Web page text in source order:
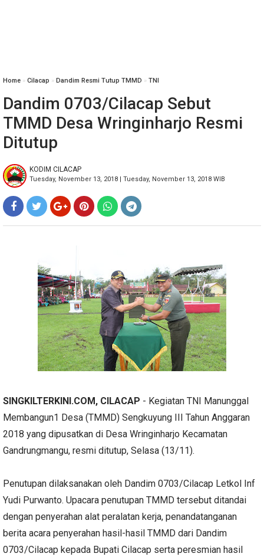
Home » Cilacap » Dandim Resmi Tutup TMMD » TNI
Dandim 0703/Cilacap Sebut
TMMD Desa Wringinharjo Resmi
Ditutup
KODIM CILACAP
Tuesday, November 13, 2018 | Tuesday, November 13, 2018 WIB
SINGKILTERKINI.COM, CILACAP - Kegiatan TNI Manunggal
Membangun1 Desa (TMMD) Sengkuyung III Tahun Anggaran
2018 yang dipusatkan di Desa Wringinharjo Kecamatan
Gandrungmangu, resmi ditutup, Selasa (13/11).
Penutupan dilaksanakan oleh Dandim 0703/Cilacap Letkol Inf
Yudi Purwanto. Upacara penutupan TMMD tersebut ditandai
dengan penyerahan alat peralatan kerja, penandatanganan
berita acara penyerahan hasil-hasil TMMD dari Dandim
0703/Cilacap kepada Bupati Cilacap serta peresmian hasil